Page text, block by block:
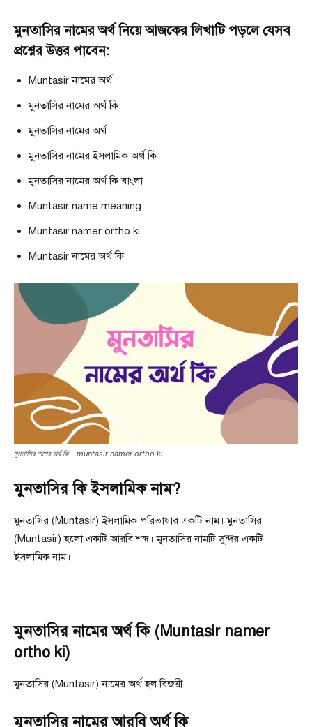
মুনতাসির নামের অর্থ নিয়ে আজকের লিখাটি পড়লে যেসব
প্রশ্নের উত্তর পাবেন:
Muntasir নামের অর্থ
মুনতাসির নামের অর্থ কি
মুনতাসির নামের অর্থ
মুনতাসির নামের ইসলামিক অর্থ কি
মুনতাসির নামের অর্থ কি বাংলা
Muntasir name meaning
Muntasir namer ortho ki
Muntasir নামের অর্থ কি
মুনতাসির নামের অর্থ কি – muntasir namer ortho ki
মুনতাসির কি ইসলামিক নাম?
মুনতাসির (Muntasir) ইসলামিক পরিভাষার একটি নাম। মুনতাসির
(Muntasir) হলাে একটি আরবি শব্দ। মুনতাসির নামটি সুন্দর একটি
ইসলামিক নাম।
মুনতাসির নামের অর্থ কি (Muntasir namer
ortho ki)
মুনতাসির (Muntasir) নামের অর্থ হল বিজয়ী ।
মুনতাসির নামের আরবি অর্থ কি